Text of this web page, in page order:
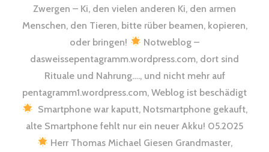
Zwergen – Ki, den vielen anderen Ki, den armen
Menschen, den Tieren, bitte rüber beamen, kopieren,
oder bringen!
Notweblog –
dasweissepentagramm.wordpress.com, dort sind
Rituale und Nahrung…., und nicht mehr auf
pentagramm1.wordpress.com, Weblog ist beschädigt
Smartphone war kaputt, Notsmartphone gekauft,
alte Smartphone fehlt nur ein neuer Akku! 05.2025
Herr Thomas Michael Giesen Grandmaster,